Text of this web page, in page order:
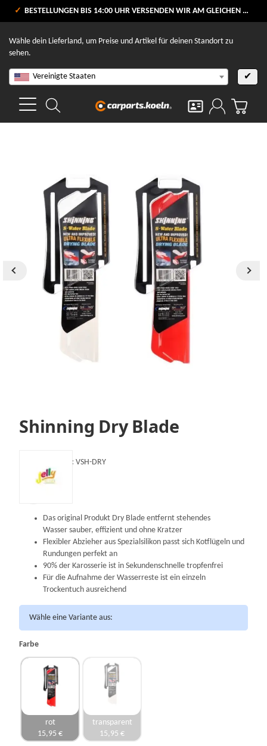
VERSANDKOSTENFREI AB 80 €
BESTELLUNGEN BIS 14:00 UHR VERSENDEN WIR AM GLEICHEN WERKTAG
Wähle dein Lieferland, um Preise und Artikel für deinen Standort zu
sehen.
Vereinigte Staaten ✔
Shinning Dry Blade
Artikelnummer: VSH-DRY
Das original Produkt Dry Blade entfernt stehendes
Wasser sauber, effizient und ohne Kratzer
Flexibler Abzieher aus Spezialsilikon passt sich Kotflügeln und
Rundungen perfekt an
90% der Karosserie ist in Sekundenschnelle tropfenfrei
Für die Aufnahme der Wasserreste ist ein einzeln
Trockentuch ausreichend
Wähle eine Variante aus:
Farbe
rot
15,95 €
transparent
15,95 €